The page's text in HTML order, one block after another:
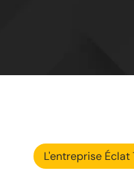
L'entreprise Éclat